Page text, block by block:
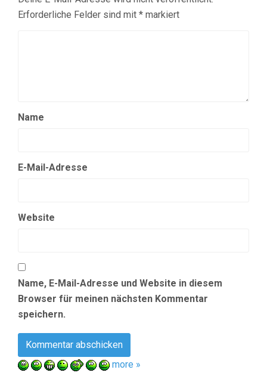
Erforderliche Felder sind mit * markiert
Name
E-Mail-Adresse
Website
Name, E-Mail-Adresse und Website in diesem
Browser für meinen nächsten Kommentar
speichern.
more »